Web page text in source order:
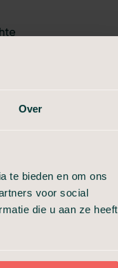
Over
te bieden en om ons
voor social
die u aan ze heeft